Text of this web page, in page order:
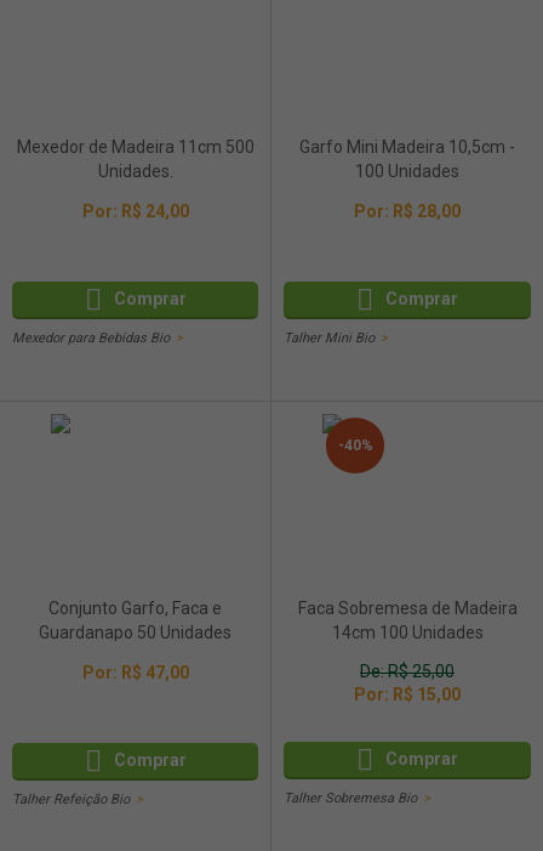
Mexedor de Madeira 11cm 500
Unidades.
Por: R$ 24,00
Comprar
Mexedor para Bebidas Bio
Garfo Mini Madeira 10,5cm -
100 Unidades
Por: R$ 28,00
Comprar
Talher Mini Bio
Conjunto Garfo, Faca e
Guardanapo 50 Unidades
Por: R$ 47,00
Comprar
Talher Refeição Bio
-40%
Faca Sobremesa de Madeira
14cm 100 Unidades
De:R$ 25,00
Por: R$ 15,00
Comprar
Talher Sobremesa Bio